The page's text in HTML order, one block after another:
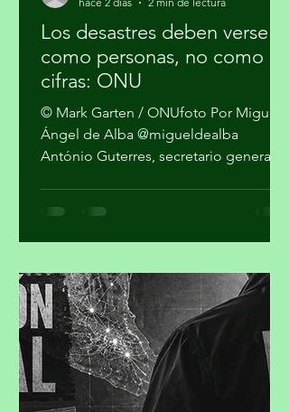
Los desastres deben verse
como personas, no como
cifras: ONU
© Mark Garten / ONUfoto Por Miguel
Ángel de Alba @migueldealba
António Guterres, secretario general
de la Organización de las Naciones
convergencia de conflictos, crisis
climática, inseguridad alimentaria y
desigualdad, al advertir que el mundo
no puede reaccionar a cada desastre
como un hecho independiente.
Guterres sostuvo que las guerras y el
cambio climático agravan las
hace 2 días
2 min de lectura